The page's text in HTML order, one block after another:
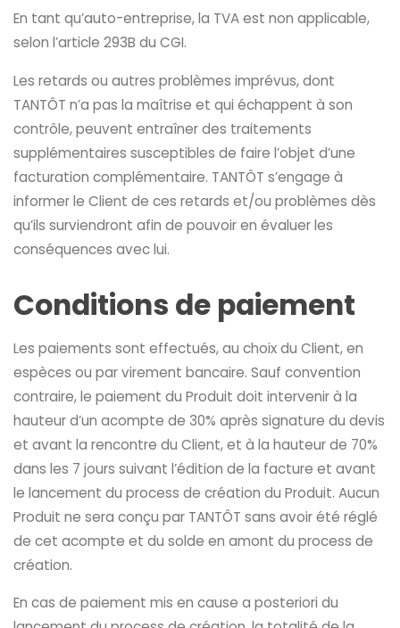
En tant qu’auto-entreprise, la TVA est non applicable,
selon l’article 293B du CGI.
Les retards ou autres problèmes imprévus, dont
TANTÔT n’a pas la maîtrise et qui échappent à son
contrôle, peuvent entraîner des traitements
supplémentaires susceptibles de faire l’objet d’une
facturation complémentaire. TANTÔT s’engage à
informer le Client de ces retards et/ou problèmes dès
qu’ils surviendront afin de pouvoir en évaluer les
conséquences avec lui.
Conditions de paiement
Les paiements sont effectués, au choix du Client, en
espèces ou par virement bancaire. Sauf convention
contraire, le paiement du Produit doit intervenir à la
hauteur d’un acompte de 30% après signature du devis
et avant la rencontre du Client, et à la hauteur de 70%
dans les 7 jours suivant l’édition de la facture et avant
le lancement du process de création du Produit. Aucun
Produit ne sera conçu par TANTÔT sans avoir été réglé
de cet acompte et du solde en amont du process de
création.
En cas de paiement mis en cause a posteriori du